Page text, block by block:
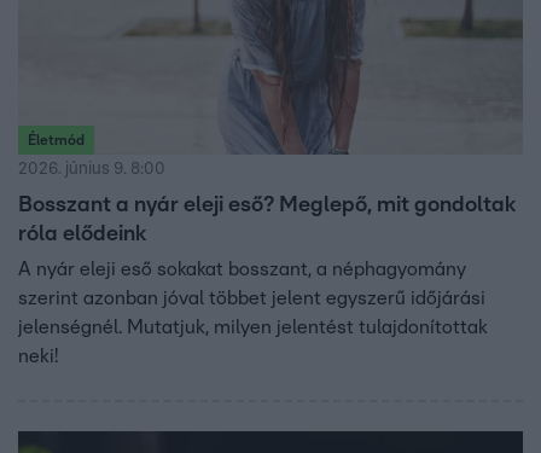
Életmód
2026. június 9. 8:00
Bosszant a nyár eleji eső? Meglepő, mit gondoltak
róla elődeink
A nyár eleji eső sokakat bosszant, a néphagyomány
szerint azonban jóval többet jelent egyszerű időjárási
jelenségnél. Mutatjuk, milyen jelentést tulajdonítottak
neki!